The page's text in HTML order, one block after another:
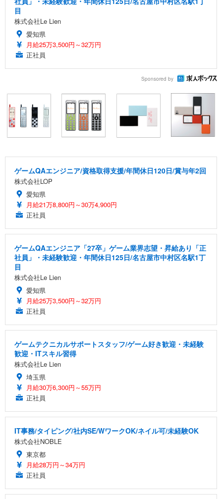
目
株式会社Le Lien
愛知県
月給25万3,500円～32万円
正社員
Sponsored by
ゲームQAエンジニア/資格取得支援/年間休日120日/賞与年2回
株式会社LOP
愛知県
月給21万8,800円～30万4,900円
正社員
ゲームQAエンジニア「27卒」ゲーム業界志望・昇給あり「正
社員」・未経験歓迎・年間休日125日/名古屋市中村区名駅1丁
目
株式会社Le Lien
愛知県
月給25万3,500円～32万円
正社員
ゲームテクニカルサポートスタッフ/ゲーム好き歓迎・未経験
歓迎・ITスキル習得
株式会社Le Lien
埼玉県
月給30万6,300円～55万円
正社員
IT事務/タイピング/社内SE/WワークOK/ネイル可/未経験OK
株式会社NOBLE
東京都
月給28万円～34万円
正社員